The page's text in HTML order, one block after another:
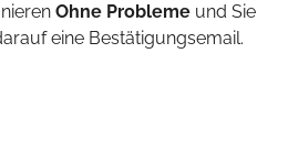
Ohne Problemeund Sie
eine Bestätigungsemail.